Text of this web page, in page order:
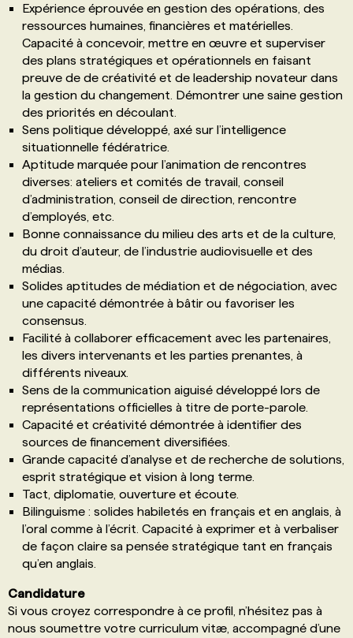
Expérience éprouvée en gestion des opérations, des
ressources humaines, financières et matérielles.
Capacité à concevoir, mettre en œuvre et superviser
des plans stratégiques et opérationnels en faisant
preuve de de créativité et de leadership novateur dans
la gestion du changement. Démontrer une saine gestion
des priorités en découlant.
Sens politique développé, axé sur l’intelligence
situationnelle fédératrice.
Aptitude marquée pour l’animation de rencontres
diverses: ateliers et comités de travail, conseil
d’administration, conseil de direction, rencontre
d’employés, etc.
Bonne connaissance du milieu des arts et de la culture,
du droit d’auteur, de l’industrie audiovisuelle et des
médias.
Solides aptitudes de médiation et de négociation, avec
une capacité démontrée à bâtir ou favoriser les
consensus.
Facilité à collaborer efficacement avec les partenaires,
les divers intervenants et les parties prenantes, à
différents niveaux.
Sens de la communication aiguisé développé lors de
représentations officielles à titre de porte-parole.
Capacité et créativité démontrée à identifier des
sources de financement diversifiées.
Grande capacité d’analyse et de recherche de solutions,
esprit stratégique et vision à long terme.
Tact, diplomatie, ouverture et écoute.
Bilinguisme : solides habiletés en français et en anglais, à
l’oral comme à l’écrit. Capacité à exprimer et à verbaliser
de façon claire sa pensée stratégique tant en français
qu’en anglais.
Candidature
Si vous croyez correspondre à ce profil, n’hésitez pas à
nous soumettre votre curriculum vitæ, accompagné d’une